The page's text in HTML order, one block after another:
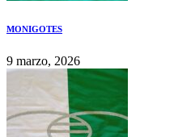
MONIGOTES
9 marzo, 2026